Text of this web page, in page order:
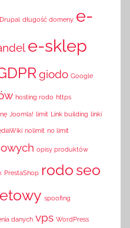
Drupal długość domeny e-
e-sklep
giodo Google
hosting rodo https
Joomla! limit Link building linki
nolimit no limit
opisy produktów
PrestaShop rodo seo
spoofing
danych vps WordPress